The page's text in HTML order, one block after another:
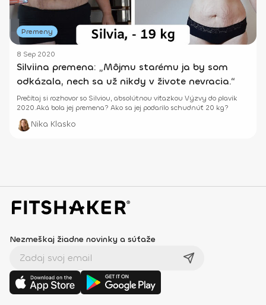
Premeny
8 Sep 2020
Silviina premena: „Môjmu starému ja by som
odkázala, nech sa už nikdy v živote nevracia.“
Prečítaj si rozhovor so Silviou, absolútnou víťazkou Výzvy do plavik
2020.Aká bola jej premena? Ako sa jej podarilo schudnúť 20 kg?
Nika Klasko
Nezmeškaj žiadne novinky a súťaže